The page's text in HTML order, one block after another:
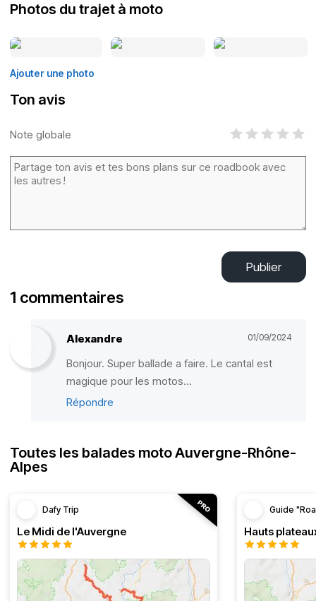
Photos du trajet à moto
Ajouter une photo
Ton avis
Note globale
Publier
1 commentaires
Alexandre 01/09/2024
Bonjour. Super ballade a faire. Le cantal est
magique pour les motos...
Répondre
Toutes les balades moto Auvergne-Rhône-
Alpes
Dafy Trip
Le Midi de l'Auvergne
Guide
Hauts